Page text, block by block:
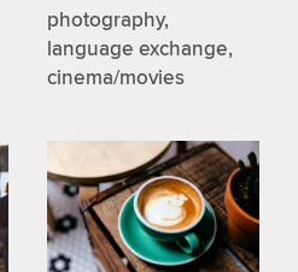
photography,
language exchange,
cinema/movies